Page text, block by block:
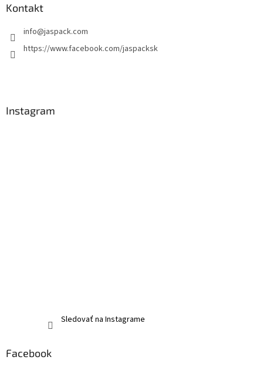
Kontakt
info@jaspack.com
https://www.facebook.com/jaspacksk
Instagram
Sledovať na Instagrame
Facebook